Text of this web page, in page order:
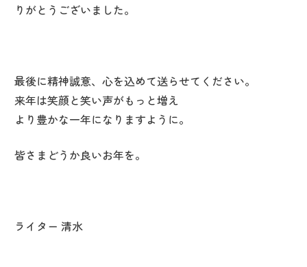
りがとうございました。
最後に精神誠意、心を込めて送らせてください。
来年は笑顔と笑い声がもっと増え
より豊かな一年になりますように。
皆さまどうか良いお年を。
ライター 清水